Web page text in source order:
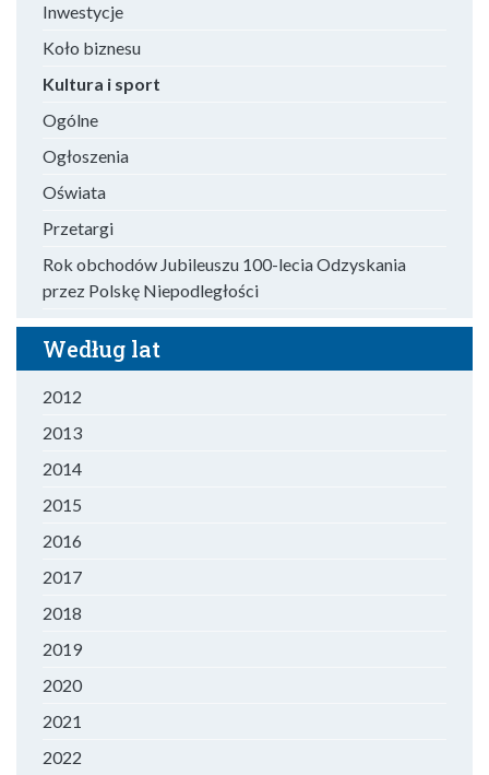
Inwestycje
Koło biznesu
Kultura i sport
Ogólne
Ogłoszenia
Oświata
Przetargi
Rok obchodów Jubileuszu 100-lecia Odzyskania
przez Polskę Niepodległości
Według lat
2012
2013
2014
2015
2016
2017
2018
2019
2020
2021
2022